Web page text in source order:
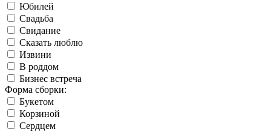
Юбилей
Свадьба
Свидание
Сказать люблю
Извини
В роддом
Бизнес встреча
Форма сборки:
Букетом
Корзиной
Сердцем